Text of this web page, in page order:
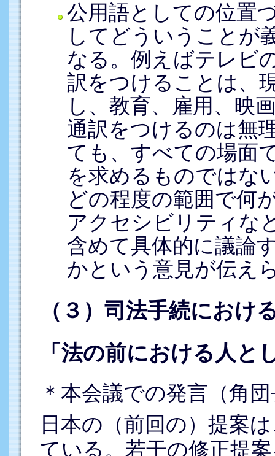
公用語としての位置
してどういうことが
なる。例えばテレビ
訳をつけることは、
し、教育、雇用、映
通訳をつけるのは無
ても、すべての場面
を求めるものではな
どの程度の範囲で何
アクセシビリティな
含めて具体的に議論
かという意見が伝え
（３）司法手続におけ
「法の前における人と
＊本会議での発言（角
日本の（前回の）提案
ている。若干の修正提